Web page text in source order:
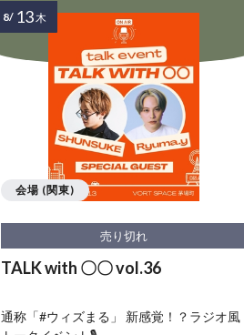
売り切れ
TALK with 〇〇 vol.36
通称「#ウィズまる」 新感覚！？ラジオ風
会場 (関東)
8/ 13木